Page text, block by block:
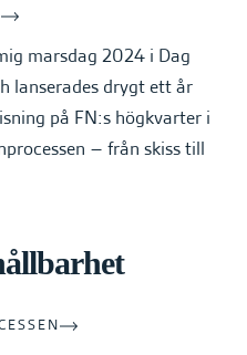
marsdag 2024 i Dag
lanserades drygt ett år
på FN:s högkvarter i
– från skiss till